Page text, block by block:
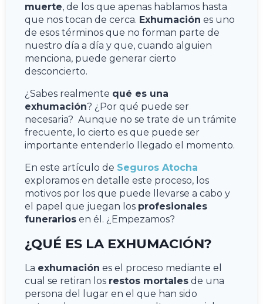
muerte, de los que apenas hablamos hasta
que nos tocan de cerca. Exhumación es uno
de esos términos que no forman parte de
nuestro día a día y que, cuando alguien
menciona, puede generar cierto
desconcierto.
¿Sabes realmente qué es una
exhumación? ¿Por qué puede ser
necesaria? Aunque no se trate de un trámite
frecuente, lo cierto es que puede ser
importante entenderlo llegado el momento.
En este artículo de Seguros Atocha
exploramos en detalle este proceso, los
motivos por los que puede llevarse a cabo y
el papel que juegan los profesionales
funerarios en él. ¿Empezamos?
¿QUÉ ES LA EXHUMACIÓN?
La exhumación es el proceso mediante el
cual se retiran los restos mortales de una
persona del lugar en el que han sido